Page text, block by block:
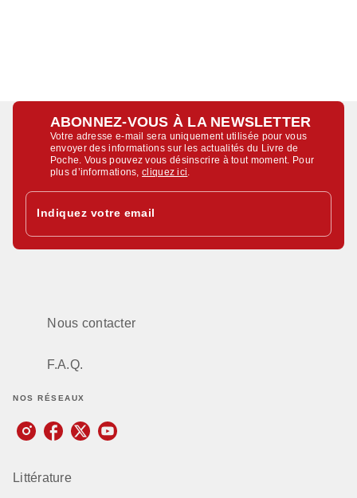
ABONNEZ-VOUS À LA NEWSLETTER
Votre adresse e-mail sera uniquement utilisée pour vous
envoyer des informations sur les actualités du Livre de
Poche. Vous pouvez vous désinscrire à tout moment. Pour
plus d’informations,cliquez ici
Indiquez votre email
Nous contacter
F.A.Q.
NOS RÉSEAUX
Littérature